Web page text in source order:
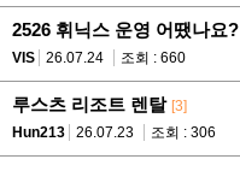
2526 휘닉스 운영 어땠나요?
VIS
26.07.24 조회 : 660
루스츠 리조트 렌탈 [3]
Hun213
26.07.23 조회 : 306